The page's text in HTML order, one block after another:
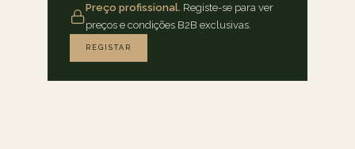
Preço profissional. Registe-se para ver
preços e condições B2B exclusivas.
REGISTAR